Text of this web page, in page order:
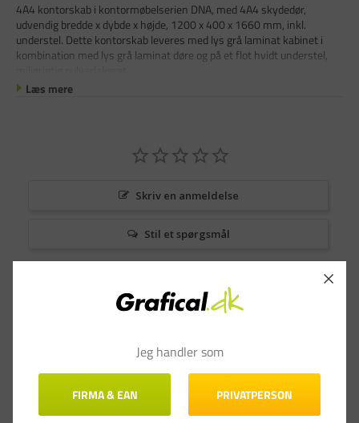
4A4 kontorskab i kontormøbelserien DNA, med 4A4 skydedør,
udvendig bredde x dybde x højde, 1200 x 400 x 1660 mm, inkl.
understel. Dette kontorskab leveres med lys grå laminat kabinet i
kombination med lys grå laminat døre og på et flot hvidt understel,
Læs mere
Skriv en anmeldelse
Stil et spørgsmål
Jeg handler som
FIRMA & EAN PRIVATPERSON